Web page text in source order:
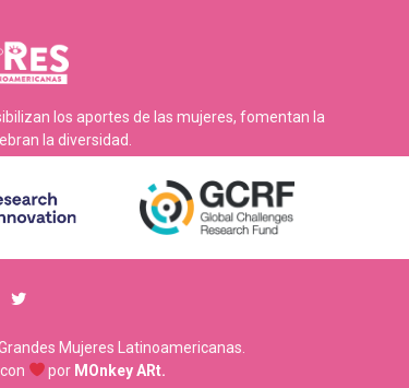
los aportes de las mujeres, fomentan la
la diversidad.
Mujeres Latinoamericanas.
por MOnkey ARt.